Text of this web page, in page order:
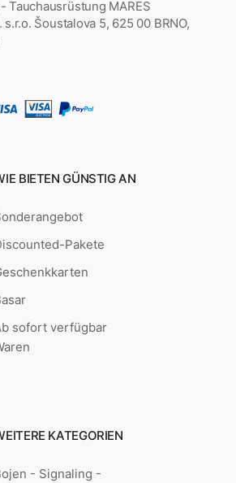
Tauchausrüstung MARES
s.r.o. Šoustalova 5, 625 00 BRNO,
BIETEN GÜNSTIG AN
Pakete
sofort verfügbar
KATEGORIEN
- Signaling -